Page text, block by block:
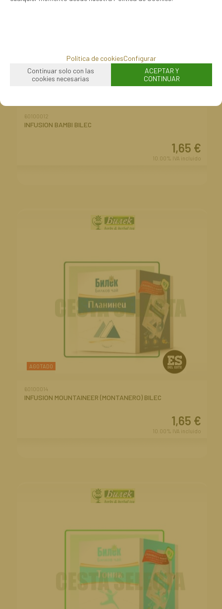
60100012
INFUSION BAMBI BILEC
1,65 €
10.00% IVA incluido
AGOTADO
60100014
INFUSION MOUNTAINEER (MONTANERO) BILEC
1,65 €
10.00% IVA incluido
Política de cookiesConfigurar
Continuar solo con las
cookies necesarias
ACEPTAR Y
CONTINUAR